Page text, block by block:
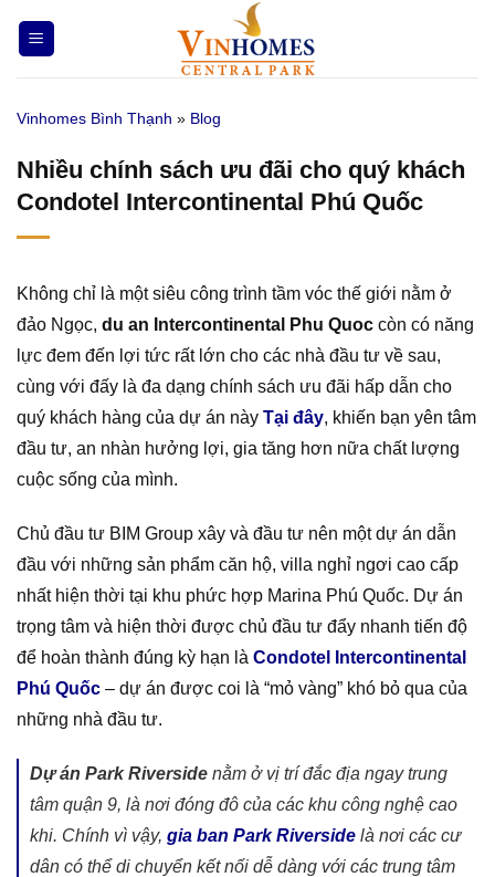
qua
nội
Vinhomes Bình Thạnh » Blog
Nhiều chính sách ưu đãi cho quý khách
Condotel Intercontinental Phú Quốc
Không chỉ là một siêu công trình tầm vóc thế giới nằm ở
đảo Ngọc, du an Intercontinental Phu Quoc còn có năng
lực đem đến lợi tức rất lớn cho các nhà đầu tư về sau,
cùng với đấy là đa dạng chính sách ưu đãi hấp dẫn cho
quý khách hàng của dự án này Tại đây, khiến bạn yên tâm
đầu tư, an nhàn hưởng lợi, gia tăng hơn nữa chất lượng
cuộc sống của mình.
Chủ đầu tư BIM Group xây và đầu tư nên một dự án dẫn
đầu với những sản phẩm căn hộ, villa nghỉ ngơi cao cấp
nhất hiện thời tại khu phức hợp Marina Phú Quốc. Dự án
trọng tâm và hiện thời được chủ đầu tư đẩy nhanh tiến độ
để hoàn thành đúng kỳ hạn là Condotel Intercontinental
Phú Quốc – dự án được coi là “mỏ vàng” khó bỏ qua của
những nhà đầu tư.
Dự án Park Riverside nằm ở vị trí đắc địa ngay trung
tâm quận 9, là nơi đóng đô của các khu công nghệ cao
khi. Chính vì vậy, gia ban Park Riverside là nơi các cư
dân có thể di chuyển kết nối dễ dàng với các trung tâm